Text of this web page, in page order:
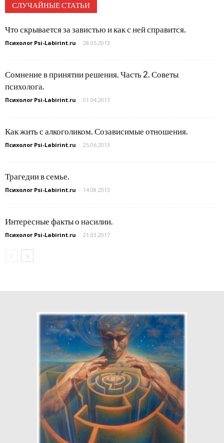
СЛУЧАЙНЫЕ СТАТЬИ
Что скрывается за завистью и как с ней справится.
Психолог Psi-Labirint.ru - 28.05.2013
Сомнение в принятии решения. Часть 2. Советы
психолога.
Психолог Psi-Labirint.ru - 01.04.2013
Как жить с алкоголиком. Созависимые отношения.
Психолог Psi-Labirint.ru - 25.06.2013
Трагедии в семье.
Психолог Psi-Labirint.ru - 14.08.2013
Интересные факты о насилии.
Психолог Psi-Labirint.ru - 21.03.2017